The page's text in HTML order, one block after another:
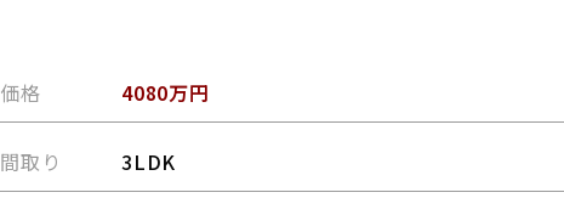
価格 4080万円
間取り 3LDK